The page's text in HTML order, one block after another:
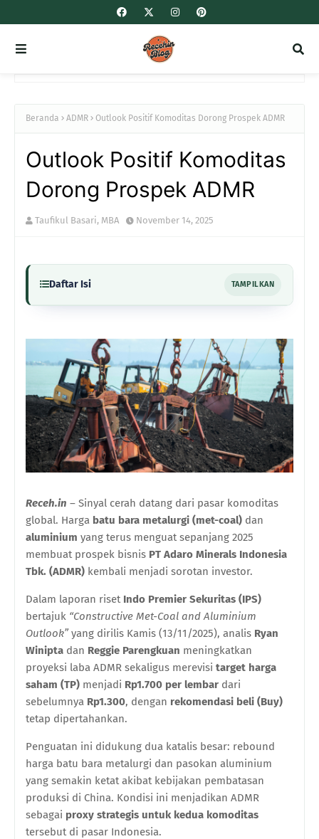
Beranda ADMR Outlook Positif Komoditas Dorong Prospek ADMR
Outlook Positif Komoditas
Dorong Prospek ADMR
Taufikul Basari, MBA November 14, 2025
Daftar Isi TAMPILKAN
Receh.in – Sinyal cerah datang dari pasar komoditas
global. Harga batu bara metalurgi (met-coal) dan
aluminium yang terus menguat sepanjang 2025
membuat prospek bisnis PT Adaro Minerals Indonesia
Tbk. (ADMR) kembali menjadi sorotan investor.
Dalam laporan riset Indo Premier Sekuritas (IPS)
bertajuk “Constructive Met-Coal and Aluminium
Outlook” yang dirilis Kamis (13/11/2025), analis Ryan
Winipta dan Reggie Parengkuan meningkatkan
proyeksi laba ADMR sekaligus merevisi target harga
saham (TP) menjadi Rp1.700 per lembar dari
sebelumnya Rp1.300, dengan rekomendasi beli (Buy)
tetap dipertahankan.
Penguatan ini didukung dua katalis besar: rebound
harga batu bara metalurgi dan pasokan aluminium
yang semakin ketat akibat kebijakan pembatasan
produksi di China. Kondisi ini menjadikan ADMR
sebagai proxy strategis untuk kedua komoditas
tersebut di pasar Indonesia.